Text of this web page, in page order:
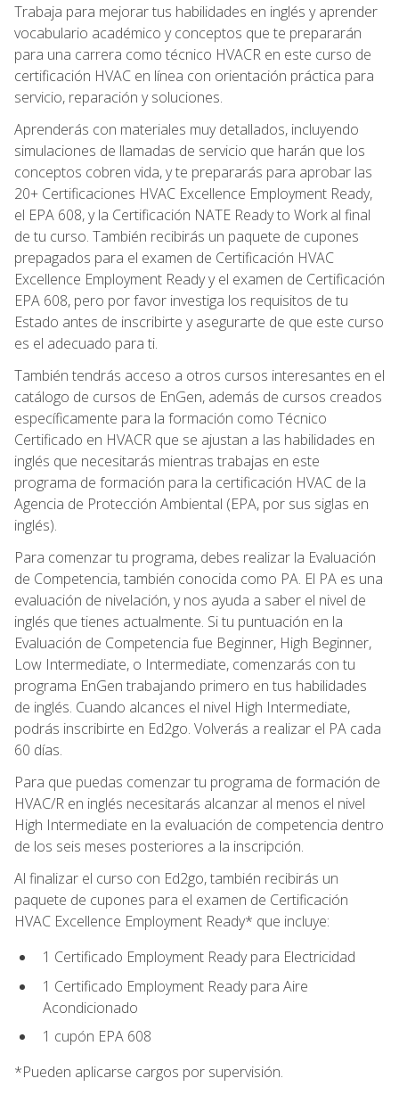
Trabaja para mejorar tus habilidades en inglés y aprender
vocabulario académico y conceptos que te prepararán
para una carrera como técnico HVACR en este curso de
certificación HVAC en línea con orientación práctica para
servicio, reparación y soluciones.
Aprenderás con materiales muy detallados, incluyendo
simulaciones de llamadas de servicio que harán que los
conceptos cobren vida, y te prepararás para aprobar las
20+ Certificaciones HVAC Excellence Employment Ready,
el EPA 608, y la Certificación NATE Ready to Work al final
de tu curso. También recibirás un paquete de cupones
prepagados para el examen de Certificación HVAC
Excellence Employment Ready y el examen de Certificación
EPA 608, pero por favor investiga los requisitos de tu
Estado antes de inscribirte y asegurarte de que este curso
es el adecuado para ti.
También tendrás acceso a otros cursos interesantes en el
catálogo de cursos de EnGen, además de cursos creados
específicamente para la formación como Técnico
Certificado en HVACR que se ajustan a las habilidades en
inglés que necesitarás mientras trabajas en este
programa de formación para la certificación HVAC de la
Agencia de Protección Ambiental (EPA, por sus siglas en
inglés).
Para comenzar tu programa, debes realizar la Evaluación
de Competencia, también conocida como PA. El PA es una
evaluación de nivelación, y nos ayuda a saber el nivel de
inglés que tienes actualmente. Si tu puntuación en la
Evaluación de Competencia fue Beginner, High Beginner,
Low Intermediate, o Intermediate, comenzarás con tu
programa EnGen trabajando primero en tus habilidades
de inglés. Cuando alcances el nivel High Intermediate,
podrás inscribirte en Ed2go. Volverás a realizar el PA cada
60 días.
Para que puedas comenzar tu programa de formación de
HVAC/R en inglés necesitarás alcanzar al menos el nivel
High Intermediate en la evaluación de competencia dentro
de los seis meses posteriores a la inscripción.
Al finalizar el curso con Ed2go, también recibirás un
paquete de cupones para el examen de Certificación
HVAC Excellence Employment Ready* que incluye:
1 Certificado Employment Ready para Electricidad
1 Certificado Employment Ready para Aire
Acondicionado
1 cupón EPA 608
*Pueden aplicarse cargos por supervisión.